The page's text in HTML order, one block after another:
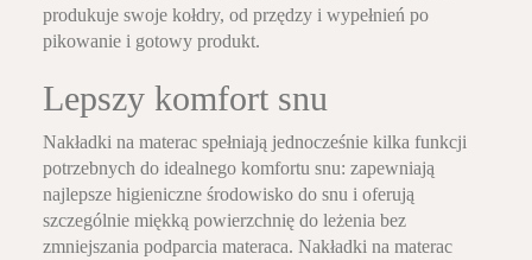
produkuje swoje kołdry, od przędzy i wypełnień po
pikowanie i gotowy produkt.
Lepszy komfort snu
Nakładki na materac spełniają jednocześnie kilka funkcji
potrzebnych do idealnego komfortu snu: zapewniają
najlepsze higieniczne środowisko do snu i oferują
szczególnie miękką powierzchnię do leżenia bez
zmniejszania podparcia materaca. Nakładki na materac